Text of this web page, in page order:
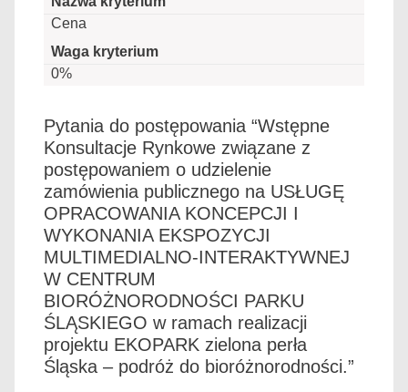
Cena
0%
Pytania do postępowania “Wstępne
Konsultacje Rynkowe związane z
postępowaniem o udzielenie
zamówienia publicznego na USŁUGĘ
OPRACOWANIA KONCEPCJI I
WYKONANIA EKSPOZYCJI
MULTIMEDIALNO-INTERAKTYWNEJ
W CENTRUM
BIORÓŻNORODNOŚCI PARKU
ŚLĄSKIEGO w ramach realizacji
projektu EKOPARK zielona perła
Śląska – podróż do bioróżnorodności.”